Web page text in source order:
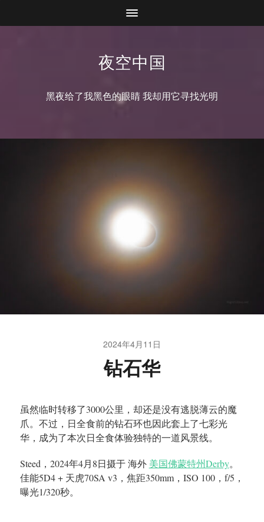
夜空中国
黑夜给了我黑色的眼睛 我却用它寻找光明
2024年4月11日
钻石华
虽然临时转移了3000公里，却还是没有逃脱薄云的魔
爪。不过，日全食前的钻石环也因此套上了七彩光
华，成为了本次日全食体验独特的一道风景线。
Steed，2024年4月8日摄于 海外 美国佛蒙特州Derby。
佳能5D4 + 天虎70SA v3，焦距350mm，ISO 100，f/5，
曝光1/320秒。